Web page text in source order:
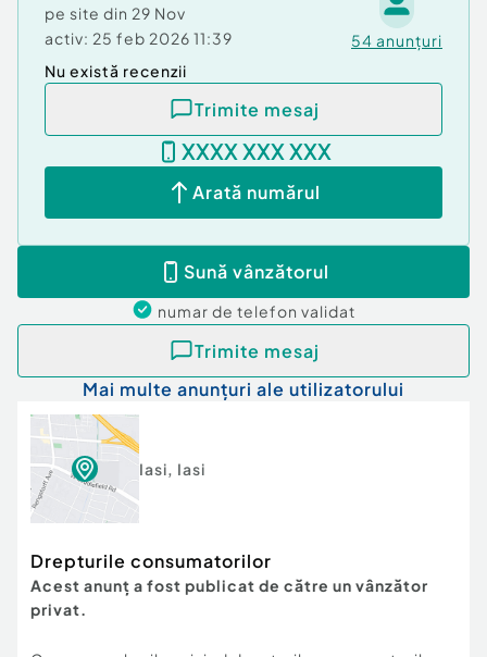
pe site din 29 Nov
activ: 25 feb 2026 11:39 54 anunțuri
Nu există recenzii
Trimite mesaj
XXXX XXX XXX
Arată numărul
Sună vânzătorul
numar de telefon validat
Trimite mesaj
Mai multe anunțuri ale utilizatorului
Iasi, Iasi
Drepturile consumatorilor
Acest anunț a fost publicat de către un vânzător
privat.